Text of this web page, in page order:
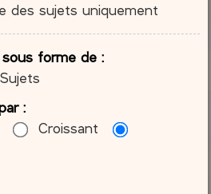
des sujets uniquement
forme de :
Sujets
:
Croissant